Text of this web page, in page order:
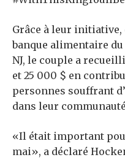
Grâce à leur
banque alimentaire
NJ, le couple a
et 25 000 $ en
personnes souffrant
dans leur
«Il était important
mai», a déclaré